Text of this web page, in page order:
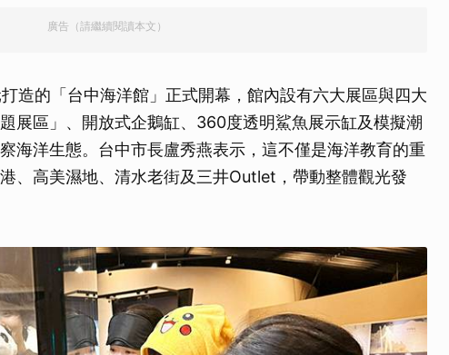
廣告（請繼續閱讀本文）
造的「台中海洋館」正式開幕，館內設有六大展區與四大
展區」、開放式企鵝缸、360度透明鯊魚展示缸及模擬潮
海洋生態。台中市長盧秀燕表示，這不僅是海洋教育的重
、高美濕地、清水老街及三井Outlet，帶動整體觀光發